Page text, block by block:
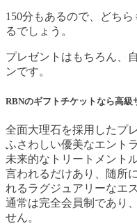
150分もあるので、どち
るでしょう。
プレゼントはもちろん、
ンです。
RBNのギフトチケットなら高
全面大理石を採用したプ
ふさわしい優美なエント
未来的なトリートメント
言われるだけあり、随所
れるラグジュアリーなエ
通常は完全会員制であり
せん。